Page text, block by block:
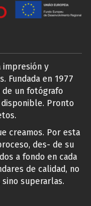
impresión y
Fundada en 1977
un fotógrafo
Pronto
creamos. Por esta
des- de su
a fondo en cada
de calidad, no
superarlas.